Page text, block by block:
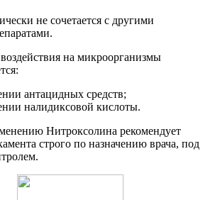
не сочетается с другими
на микроорганизмы
антацидных средств;
налидиксовой кислоты.
Нитроксолина рекомендует
строго по назначению врача, под